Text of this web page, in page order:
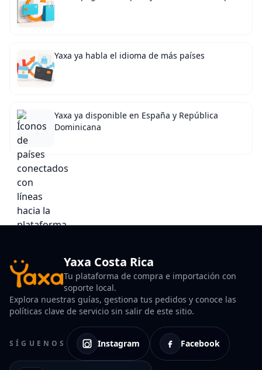
Yaxa ya habla el idioma de más países
Yaxa ya disponible en España y República
Dominicana
Yaxa Costa Rica
Tu plataforma de compra e importación con
soporte local.
Explora nuestras guías, gestiona tus pedidos y conoce las
políticas clave de servicio sin salir de este sitio.
SÍGUENOS Instagram Facebook